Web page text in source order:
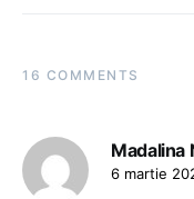
16 COMMENTS
Madalina
6 martie